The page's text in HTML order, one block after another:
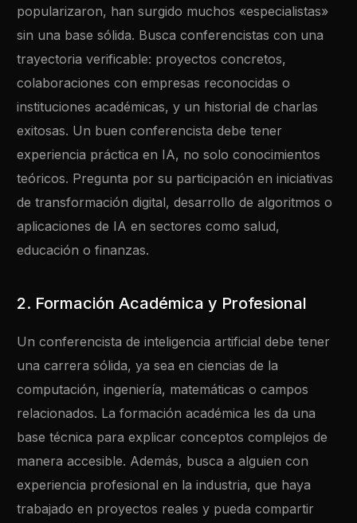
popularizaron, han surgido muchos «especialistas»
sin una base sólida. Busca conferencistas con una
trayectoria verificable: proyectos concretos,
colaboraciones con empresas reconocidas o
instituciones académicas, y un historial de charlas
exitosas. Un buen conferencista debe tener
experiencia práctica en IA, no solo conocimientos
teóricos. Pregunta por su participación en iniciativas
de transformación digital, desarrollo de algoritmos o
aplicaciones de IA en sectores como salud,
educación o finanzas.
2. Formación Académica y Profesional
Un conferencista de inteligencia artificial debe tener
una carrera sólida, ya sea en ciencias de la
computación, ingeniería, matemáticas o campos
relacionados. La formación académica les da una
base técnica para explicar conceptos complejos de
manera accesible. Además, busca a alguien con
experiencia profesional en la industria, que haya
trabajado en proyectos reales y pueda compartir